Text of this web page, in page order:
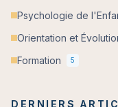
Psychologie de
Orientation et
Formation 5
DERNIERS